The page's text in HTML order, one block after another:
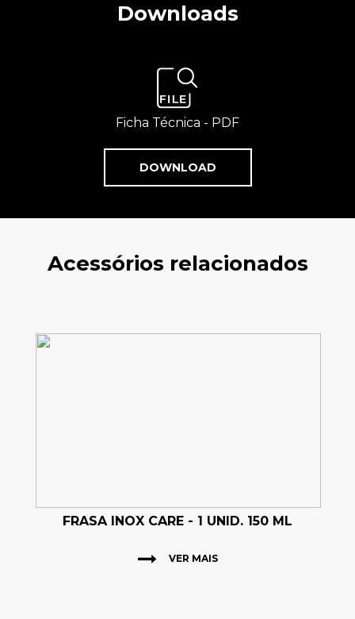
Downloads
Ficha Técnica - PDF
DOWNLOAD
Acessórios relacionados
FRASA INOX CARE - 1 UNID. 150 ML
VER MAIS